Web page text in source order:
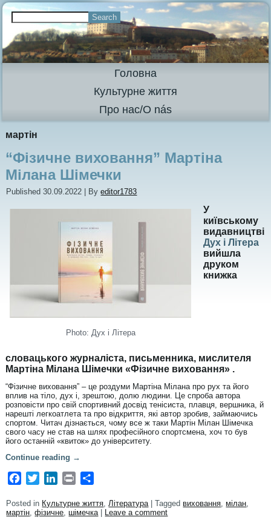
Головна
Культурне життя
Про нас/O nás
мартін
“Фізичне виховання” Мартіна
Мілана Шімечки
Published 30.09.2022 By editor1783
Photo: Дух і Літера
У
київському
видавництві
Дух і Літера
вийшла
друком
книжка
словацького журналіста, письменника, мислителя
Мартіна Мілана Шімечки «Фізичне виховання» .
“Фізичне виховання” – це роздуми Мартіна Мілана про рух та його
вплив на тіло, дух і, зрештою, долю людини. Це спроба автора
розповісти про свій спортивний досвід тенісиста, плавця, вершника, й
нарешті легкоатлета та про відкриття, які автор зробив, займаючись
спортом. Читач дізнається, чому все ж таки Мартін Мілан Шімечка
свого часу не став на шлях професійного спортсмена, хоч то був
його останній «квиток» до університету.
Continue reading →
Facebook
TwitterLinkedIn
Print
Posted in Культурне життя Література |Tagged виховання мілан
мартін ,фізичне шімечка Leave a comment